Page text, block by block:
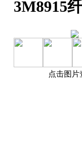
3M8915
点击图片